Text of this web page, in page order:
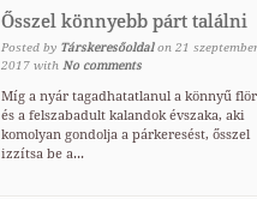
Ősszel könnyebb párt találni
Posted by Társkeresőoldal on 21
2017 with No comments
Míg a nyár tagadhatatlanul a könnyű
és a felszabadult kalandok évszaka, aki
komolyan gondolja a párkeresést, ősszel
izzítsa be a...